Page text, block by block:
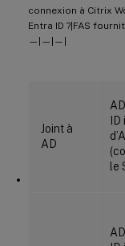
connexion à Citrix
Entra ID ?|FAS
—|—|—|
Joint à
AD
ID
le